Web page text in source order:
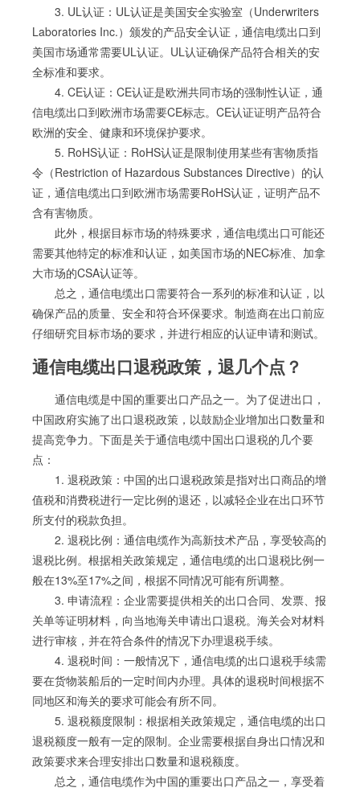
3. UL认证：UL认证是美国安全实验室（Underwriters
Laboratories Inc.）颁发的产品安全认证，通信电缆出口到
美国市场通常需要UL认证。UL认证确保产品符合相关的安
全标准和要求。
4. CE认证：CE认证是欧洲共同市场的强制性认证，通
信电缆出口到欧洲市场需要CE标志。CE认证证明产品符合
欧洲的安全、健康和环境保护要求。
5. RoHS认证：RoHS认证是限制使用某些有害物质指
令（Restriction of Hazardous Substances Directive）的认
证，通信电缆出口到欧洲市场需要RoHS认证，证明产品不
含有害物质。
此外，根据目标市场的特殊要求，通信电缆出口可能还
需要其他特定的标准和认证，如美国市场的NEC标准、加拿
大市场的CSA认证等。
总之，通信电缆出口需要符合一系列的标准和认证，以
确保产品的质量、安全和符合环保要求。制造商在出口前应
仔细研究目标市场的要求，并进行相应的认证申请和测试。
通信电缆出口退税政策，退几个点？
通信电缆是中国的重要出口产品之一。为了促进出口，
中国政府实施了出口退税政策，以鼓励企业增加出口数量和
提高竞争力。下面是关于通信电缆中国出口退税的几个要
点：
1. 退税政策：中国的出口退税政策是指对出口商品的增
值税和消费税进行一定比例的退还，以减轻企业在出口环节
所支付的税款负担。
2. 退税比例：通信电缆作为高新技术产品，享受较高的
退税比例。根据相关政策规定，通信电缆的出口退税比例一
般在13%至17%之间，根据不同情况可能有所调整。
3. 申请流程：企业需要提供相关的出口合同、发票、报
关单等证明材料，向当地海关申请出口退税。海关会对材料
进行审核，并在符合条件的情况下办理退税手续。
4. 退税时间：一般情况下，通信电缆的出口退税手续需
要在货物装船后的一定时间内办理。具体的退税时间根据不
同地区和海关的要求可能会有所不同。
5. 退税额度限制：根据相关政策规定，通信电缆的出口
退税额度一般有一定的限制。企业需要根据自身出口情况和
政策要求来合理安排出口数量和退税额度。
总之，通信电缆作为中国的重要出口产品之一，享受着